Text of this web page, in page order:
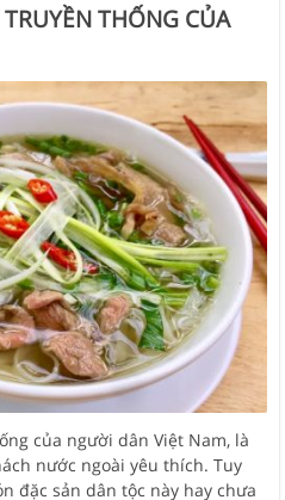
THỐNG CỦA
của người dân Việt Nam, là
nước ngoài yêu thích. Tuy
đặc sản dân tộc này hay chưa